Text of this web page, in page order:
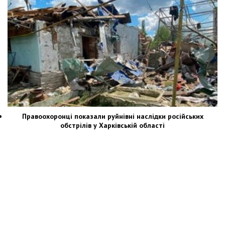
Правоохоронці показали руйнівні наслідки російських
обстрілів у Харківській області